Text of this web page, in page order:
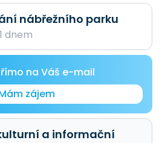
nábřežního parku
dnem
na Váš e-mail
zájem
a informační